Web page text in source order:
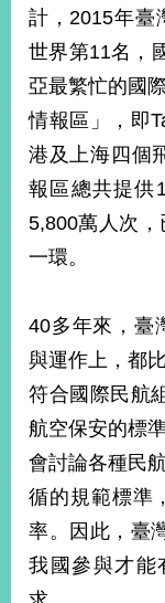
隱
私
權
保
及
資
安
全
策
無
障
礙
網
站
說
明
聯
絡
們
計，2015年臺
世界第11名，
亞最繁忙的國
情報區」，即
港及上海四個
報區總共提供
5,800萬人次
一環。
40多年來，臺
與運作上，都
符合國際民航
航空保安的標
會討論各種民
循的規範標準
率。因此，臺
我國參與才能